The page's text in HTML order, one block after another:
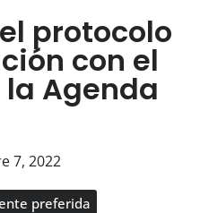
protocolo
con el
la Agenda
7, 2022
preferida